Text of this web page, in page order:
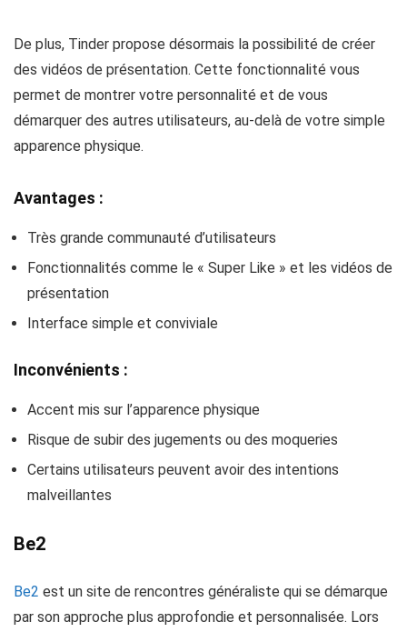
De plus, Tinder propose désormais la possibilité de créer
des vidéos de présentation. Cette fonctionnalité vous
permet de montrer votre personnalité et de vous
démarquer des autres utilisateurs, au-delà de votre simple
apparence physique.
Avantages :
Très grande communauté d’utilisateurs
Fonctionnalités comme le « Super Like » et les vidéos de
présentation
Interface simple et conviviale
Inconvénients :
Accent mis sur l’apparence physique
Risque de subir des jugements ou des moqueries
Certains utilisateurs peuvent avoir des intentions
malveillantes
Be2
Be2 est un site de rencontres généraliste qui se démarque
par son approche plus approfondie et personnalisée. Lors